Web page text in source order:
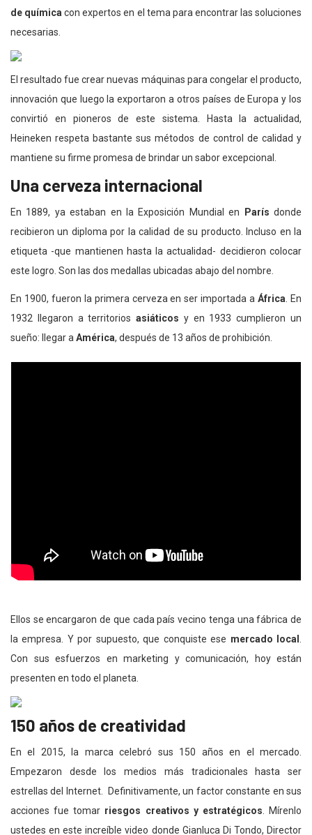
de química con expertos en el tema para encontrar las soluciones
necesarias.
El resultado fue crear nuevas máquinas para congelar el producto,
innovación que luego la exportaron a otros países de Europa y los
convirtió en pioneros de este sistema. Hasta la actualidad,
Heineken respeta bastante sus métodos de control de calidad y
mantiene su firme promesa de brindar un sabor excepcional.
Una cerveza internacional
En 1889, ya estaban en la Exposición Mundial en París donde
recibieron un diploma por la calidad de su producto. Incluso en la
etiqueta -que mantienen hasta la actualidad- decidieron colocar
este logro. Son las dos medallas ubicadas abajo del nombre.
En 1900, fueron la primera cerveza en ser importada a África . En
1932 llegaron a territoriosasiáticos y en 1933 cumplieron un
sueño: llegar a América, después de 13 años de prohibición.
Ellos se encargaron de que cada país vecino tenga una fábrica de
la empresa. Y por supuesto, que conquiste ese mercado local
Con sus esfuerzos en marketing y comunicación, hoy están
presenten en todo el planeta.
150 años de creatividad
En el 2015, la marca celebró sus 150 años en el mercado.
Empezaron desde los medios más tradicionales hasta ser
estrellas del Internet. Definitivamente, un factor constante en sus
acciones fue tomar riesgos creativos y estratégicos . Mírenlo
ustedes en este increíble video donde Gianluca Di Tondo, Director